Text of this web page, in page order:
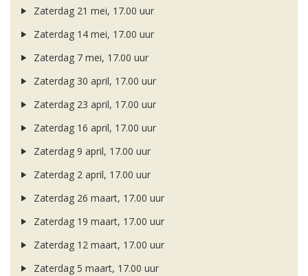
Zaterdag 21 mei, 17.00 uur
Zaterdag 14 mei, 17.00 uur
Zaterdag 7 mei, 17.00 uur
Zaterdag 30 april, 17.00 uur
Zaterdag 23 april, 17.00 uur
Zaterdag 16 april, 17.00 uur
Zaterdag 9 april, 17.00 uur
Zaterdag 2 april, 17.00 uur
Zaterdag 26 maart, 17.00 uur
Zaterdag 19 maart, 17.00 uur
Zaterdag 12 maart, 17.00 uur
Zaterdag 5 maart, 17.00 uur